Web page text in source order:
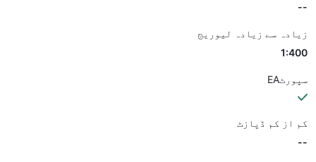
--
زیادہ سے زیادہ لیوریج
1:400
سپورٹEA
کم از کم ڈپازٹ
--